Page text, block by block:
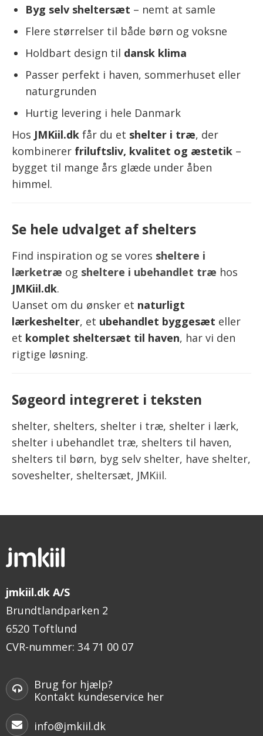
Byg selv sheltersæt – nemt at samle
Flere størrelser til både børn og voksne
Holdbart design til dansk klima
Passer perfekt i haven, sommerhuset eller
naturgrunden
Hurtig levering i hele Danmark
Hos JMKiil.dk får du et shelter i træ, der
kombinerer friluftsliv, kvalitet og æstetik –
bygget til mange års glæde under åben
himmel.
Se hele udvalget af shelters
Find inspiration og se vores sheltere i
lærketræ og sheltere i ubehandlet træ hos
JMKiil.dk.
Uanset om du ønsker et naturligt
lærkeshelter, et ubehandlet byggesæt eller
et komplet sheltersæt til haven, har vi den
rigtige løsning.
Søgeord integreret i teksten
shelter, shelters, shelter i træ, shelter i lærk,
shelter i ubehandlet træ, shelters til haven,
shelters til børn, byg selv shelter, have shelter,
soveshelter, sheltersæt, JMKiil.
jmkiil.dk A/S
Brundtlandparken 2
6520 Toftlund
CVR-nummer: 34 71 00 07
Brug for hjælp?
Kontakt kundeservice her
info@jmkiil.dk